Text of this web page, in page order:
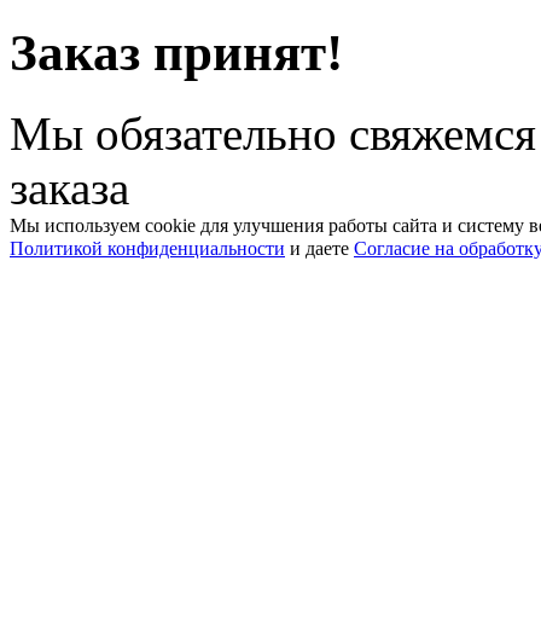
Заказ принят!
Мы обязательно
заказа
Мы используем cookie для улучшения работы сайта и систему
Политикой конфиденциальности и даете Согласие на